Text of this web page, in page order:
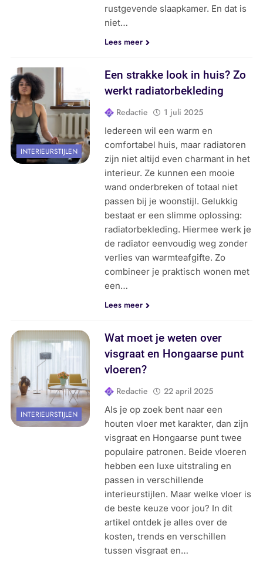
rustgevende slaapkamer. En dat is
niet…
Lees meer
INTERIEURSTIJLEN
Een strakke look in huis? Zo
werkt radiatorbekleding
Redactie 1 juli 2025
Iedereen wil een warm en
comfortabel huis, maar radiatoren
zijn niet altijd even charmant in het
interieur. Ze kunnen een mooie
wand onderbreken of totaal niet
passen bij je woonstijl. Gelukkig
bestaat er een slimme oplossing:
radiatorbekleding. Hiermee werk je
de radiator eenvoudig weg zonder
verlies van warmteafgifte. Zo
combineer je praktisch wonen met
een…
Lees meer
INTERIEURSTIJLEN
Wat moet je weten over
visgraat en Hongaarse punt
vloeren?
Redactie 22 april 2025
Als je op zoek bent naar een
houten vloer met karakter, dan zijn
visgraat en Hongaarse punt twee
populaire patronen. Beide vloeren
hebben een luxe uitstraling en
passen in verschillende
interieurstijlen. Maar welke vloer is
de beste keuze voor jou? In dit
artikel ontdek je alles over de
kosten, trends en verschillen
tussen visgraat en…